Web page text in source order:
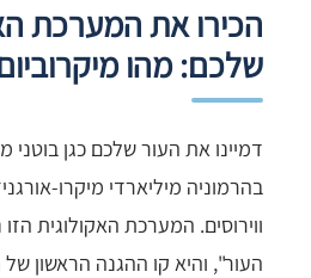
הכירו את המערכת
שלכם: מהו
דמיינו את העור שלכם כגן בוטני
בהרמוניה מיליארדי מיקרו-
ווירוסים. המערכת האקולוגית
העור", והיא קו ההגנה הראשון